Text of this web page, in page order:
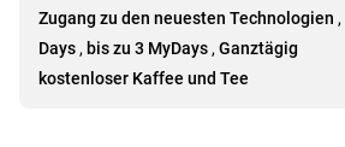
Zugang zu den neuesten Technologien ,
Days , bis zu 3 MyDays , Ganztägig
kostenloser Kaffee und Tee